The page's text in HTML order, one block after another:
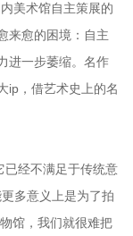
美术馆自主策展的
来愈的困境：自主
进一步萎缩。名作
ip，借艺术史上的名
已经不满足于传统意
更多意义上是为了拍
馆，我们就很难把